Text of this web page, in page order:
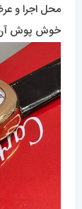
محل اجرا و
خوش پوش آن